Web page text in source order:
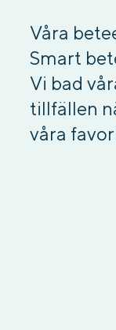
Våra
Smart
Vi bad
tillfällen
våra